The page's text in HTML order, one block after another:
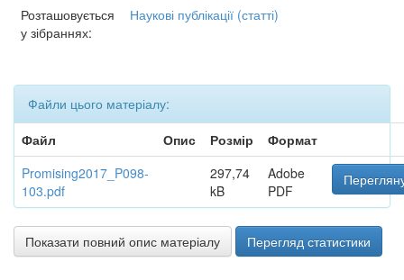
Розташовується
у зібраннях:
Наукові публікації (статті)
Файли цього матеріалу:
Файл
Опис Розмір
Формат
Promising2017_P098-
103.pdf
297,74
kB
Adobe
PDF
Показати повний опис матеріалу Перегляд статистики